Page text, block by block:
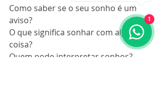
Como saber se o seu sonho é um
aviso?
O que significa sonhar com alguma
coisa?
Quem pode interpretar sonhos?
1